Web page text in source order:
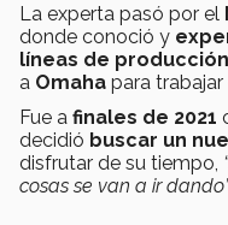
La experta pasó por el
donde conoció y
líneas de producción
a Omaha para trabajar
Fue a finales de 2021
decidió buscar un
disfrutar de su tiempo,
cosas se van a ir